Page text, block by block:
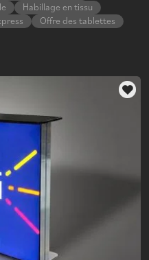
Habillage en tissu
Offre des tablettes